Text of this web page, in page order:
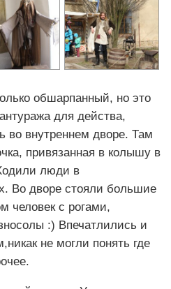
обшарпанный, но это
для действа,
во внутреннем дворе. Там
привязанная в колышу в
люди в
Во дворе стояли большие
человек с рогами,
:) Впечатлились и
не могли понять где